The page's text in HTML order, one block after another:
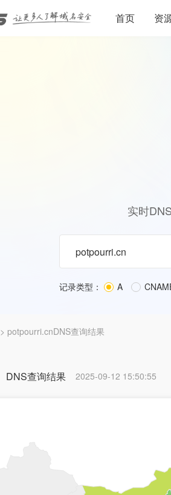
首页 资
实时
记录类型： A
> potpourri.cnDNS查询结果
DNS查询结果 2025-09-12 15:50:55